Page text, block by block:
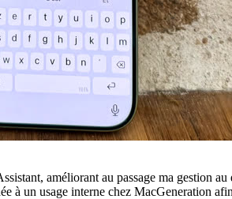
améliorant au passage ma gestion
à un usage interne chez MacGeneration